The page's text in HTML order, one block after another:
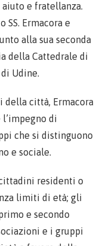
e fratellanza.
Ermacora e
alla sua seconda
della Cattedrale di
Udine.
della città, Ermacora
di
che si distinguono
e sociale.
residenti o
limiti di età; gli
e secondo
e i gruppi